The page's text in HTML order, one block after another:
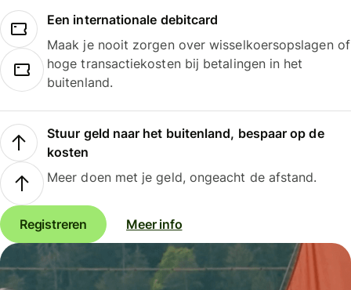
Een internationale debitcard
Maak je nooit zorgen over wisselkoersopslagen of
hoge transactiekosten bij betalingen in het
buitenland.
Stuur geld naar het buitenland, bespaar op de
kosten
Meer doen met je geld, ongeacht de afstand.
Registreren Meer info